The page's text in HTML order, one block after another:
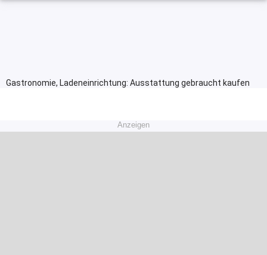
Gastronomie, Ladeneinrichtung: Ausstattung gebraucht kaufen
Anzeigen